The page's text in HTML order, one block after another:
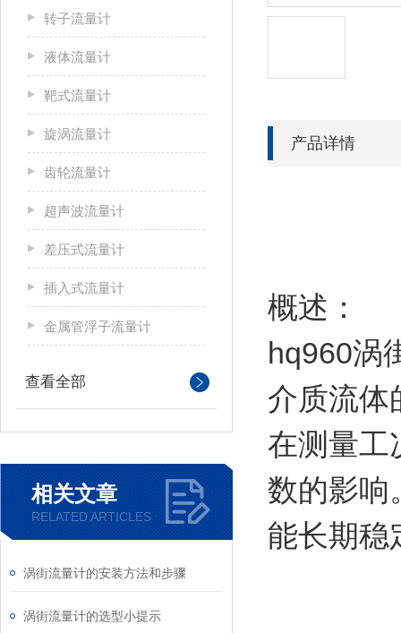
转子流量计
液体流量计
靶式流量计
旋涡流量计
齿轮流量计
超声波流量计
差压式流量计
插入式流量计
金属管浮子流量计
查看全部
相关文章
RELATED ARTICLES
涡街流量计的安装方法和步骤
涡街流量计的选型小提示
产品详情
概述：
hq960涡
介质流体
在测量工
数的影响
能长期稳